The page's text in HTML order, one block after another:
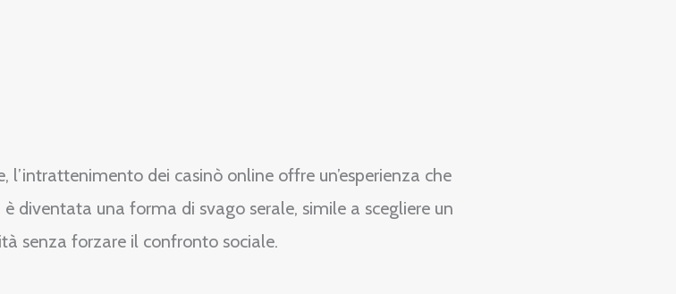
dei casinò online offre un’esperienza che
una forma di svago serale, simile a scegliere un
senza forzare il confronto sociale.